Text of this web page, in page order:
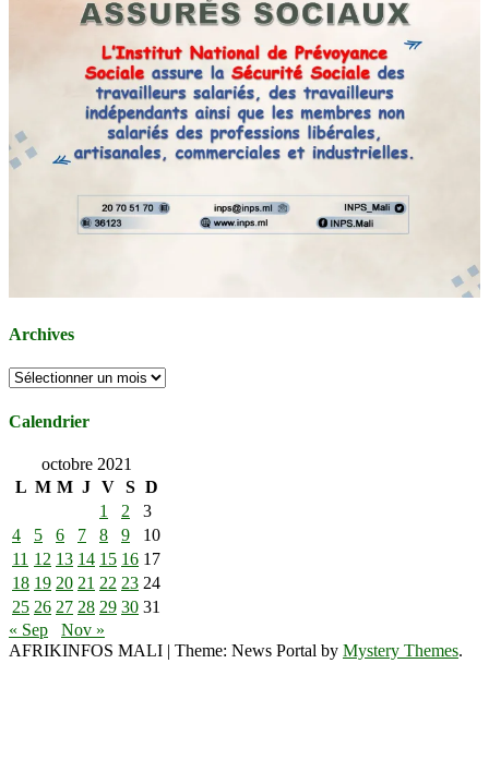
Archives
Archives
Calendrier
octobre 2021
L M M J V S D
1
2
3
4
5 6 7 8 9
10
11 12 13 14 15 16 17
18 19 20 21 22 23 24
25 26 27 28 29 30 31
« Sep
Nov »
AFRIKINFOS MALI | Theme: News Portal by Mystery Themes.